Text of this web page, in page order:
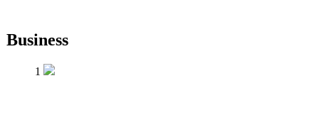
Business
1